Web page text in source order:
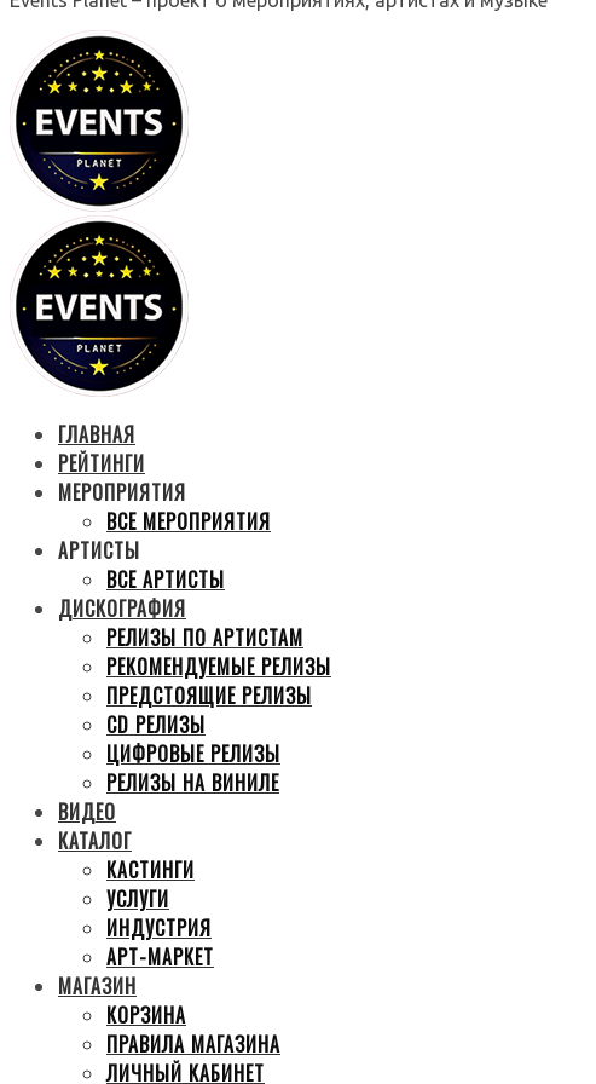
ГЛАВНАЯ
РЕЙТИНГИ
МЕРОПРИЯТИЯ
ВСЕ МЕРОПРИЯТИЯ
АРТИСТЫ
ВСЕ АРТИСТЫ
ДИСКОГРАФИЯ
РЕЛИЗЫ ПО АРТИСТАМ
РЕКОМЕНДУЕМЫЕ РЕЛИЗЫ
ПРЕДСТОЯЩИЕ РЕЛИЗЫ
CD РЕЛИЗЫ
ЦИФРОВЫЕ РЕЛИЗЫ
РЕЛИЗЫ НА ВИНИЛЕ
ВИДЕО
КАТАЛОГ
КАСТИНГИ
УСЛУГИ
ИНДУСТРИЯ
АРТ-МАРКЕТ
МАГАЗИН
КОРЗИНА
ПРАВИЛА МАГАЗИНА
ЛИЧНЫЙ КАБИНЕТ